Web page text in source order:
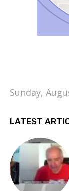
Sunday,
LATEST